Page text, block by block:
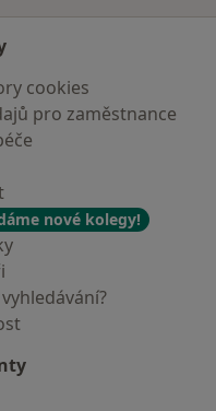
cookies
pro zaměstnance
nové kolegy!